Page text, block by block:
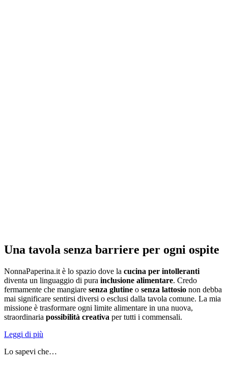
Una tavola senza barriere per ogni ospite
NonnaPaperina.it è lo spazio dove la cucina per intolleranti
diventa un linguaggio di pura inclusione alimentare. Credo
fermamente che mangiare senza glutine o senza lattosio non debba
mai significare sentirsi diversi o esclusi dalla tavola comune. La mia
missione è trasformare ogni limite alimentare in una nuova,
straordinaria possibilità creativa per tutti i commensali.
Leggi di più
Lo sapevi che…